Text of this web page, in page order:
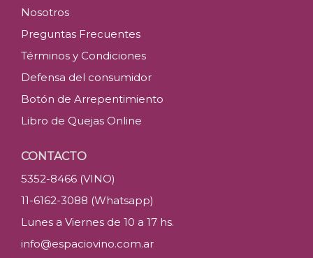
Nosotros
Preguntas Frecuentes
Términos y Condiciones
Defensa del consumidor
Botón de Arrepentimiento
Libro de Quejas Online
CONTACTO
5352-8466 (VINO)
11-6162-3088 (Whatsapp)
Lunes a Viernes de 10 a 17 hs.
info@espaciovino.com.ar